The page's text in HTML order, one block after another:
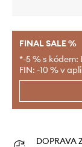
FINAL SALE %
*-5 % s kódem:
FIN: -10 % v
DOPRAVA